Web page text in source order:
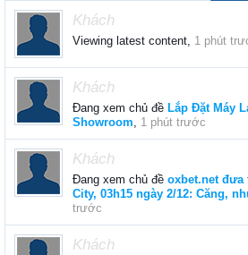
Khách
Viewing latest content, 1 phút
Khách
Đang xem chủ đề Lắp Đặt Máy
Showroom, 1 phút trước
Khách
Đang xem chủ đề oxbet.net đưa
City, 03h15 ngày 2/12: Căng,
trước
Khách